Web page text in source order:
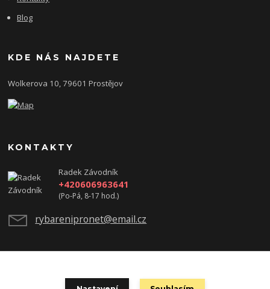
Blog
KDE NÁS NAJDETE
Wolkerova 10, 79601 Prostějov
KONTAKTY
Radek Závodník
+420606963641
(Po-Pá, 8-17 hod.)
rybarenipronet@email.cz